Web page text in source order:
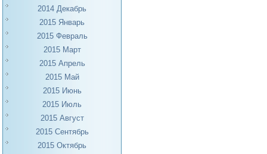
2014 Декабрь
2015 Январь
2015 Февраль
2015 Март
2015 Апрель
2015 Май
2015 Июнь
2015 Июль
2015 Август
2015 Сентябрь
2015 Октябрь